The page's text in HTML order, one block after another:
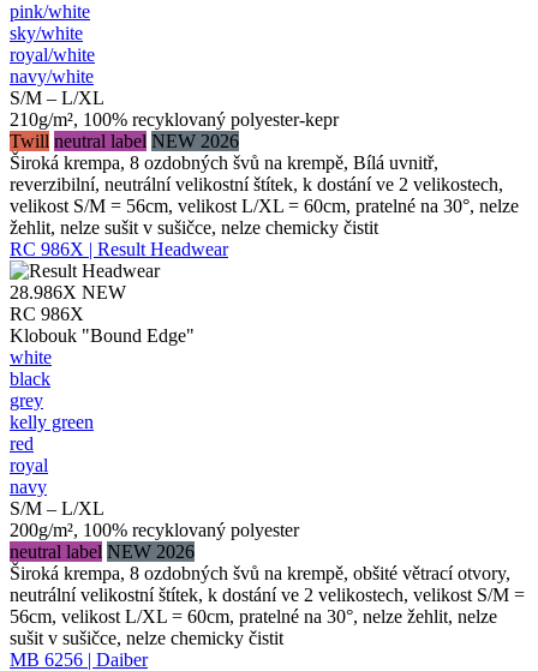
pink/​white
sky/​white
royal/​white
navy/​white
S/M – L/XL
210g/m², 100% recyklovaný polyester-kepr
Twill neutral label NEW 2026
Široká krempa, 8 ozdobných švů na krempě, Bílá uvnitř,
reverzibilní, neutrální velikostní štítek, k dostání ve 2 velikostech,
velikost S/M = 56cm, velikost L/XL = 60cm, pratelné na 30°, nelze
žehlit, nelze sušit v sušičce, nelze chemicky čistit
RC 986X | Result Headwear
28.986X NEW
RC 986X
Klobouk "Bound Edge"
white
black
grey
kelly green
red
royal
navy
S/M – L/XL
200g/m², 100% recyklovaný polyester
neutral label NEW 2026
Široká krempa, 8 ozdobných švů na krempě, obšité větrací otvory,
neutrální velikostní štítek, k dostání ve 2 velikostech, velikost S/M =
56cm, velikost L/XL = 60cm, pratelné na 30°, nelze žehlit, nelze
sušit v sušičce, nelze chemicky čistit
MB 6256 | Daiber